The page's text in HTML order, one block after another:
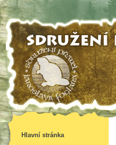
Hlavní stránka